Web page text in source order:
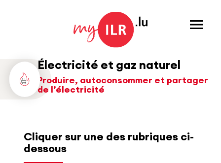
Menu
Électricité et gaz naturel
Produire, autoconsommer et partager
de l’électricité
Cliquer sur une des rubriques ci-
dessous